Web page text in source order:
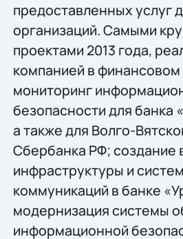
предоставленных услуг
организаций. Самыми
проектами 2013 года,
компанией в финансовом
мониторинг
безопасности для банка
а также для Волго-
Сбербанка РФ; создание
инфраструктуры и
коммуникаций в банке
модернизация системы
информационной